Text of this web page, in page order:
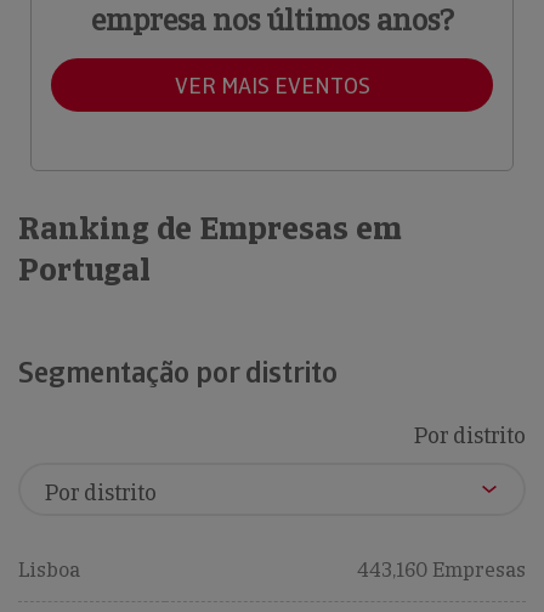
empresa nos últimos anos?
VER MAIS EVENTOS
Ranking de Empresas em
Portugal
Segmentação por distrito
Por distrito
Lisboa 443,160 Empresas